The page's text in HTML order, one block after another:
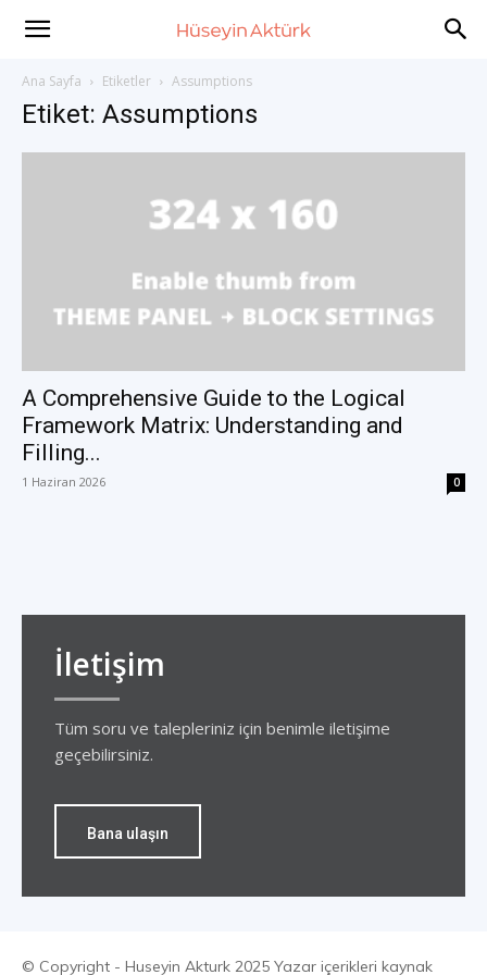
Huseyin
Akturk
International
Development
Consultant
Ana Sayfa Etiketler Assumptions
Etiket: Assumptions
A Comprehensive Guide to the Logical
Framework Matrix: Understanding and
Filling...
1 Haziran 2026 0
İletişim
Tüm soru ve talepleriniz için benimle iletişime
geçebilirsiniz.
Bana ulaşın
© Copyright - Huseyin Akturk 2025 Yazar içerikleri kaynak